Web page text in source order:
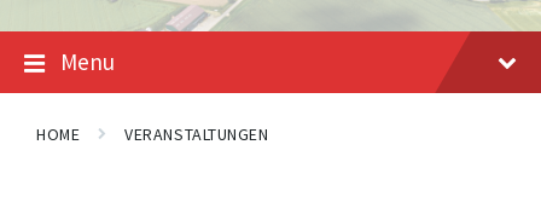
Menu
HOME VERANSTALTUNGEN